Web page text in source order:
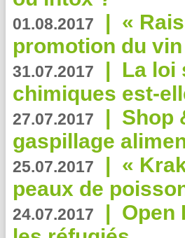
01.08.2017 | «
promotion du
31.07.2017 | La loi
chimiques est-
27.07.2017 | Shop
gaspillage
25.07.2017 | «
peaux de
24.07.2017 | Open